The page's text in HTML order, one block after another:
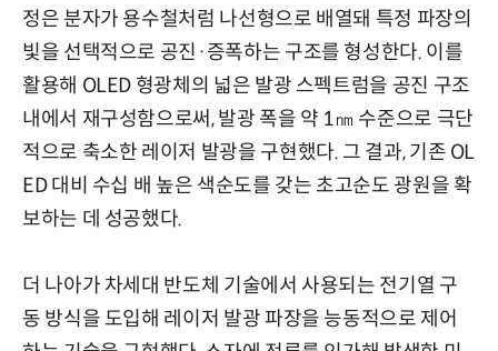
정은 분자가 용수철처럼 나선형으로 배열돼 특정 파장의
빛을 선택적으로 공진·증폭하는 구조를 형성한다. 이를
활용해 OLED 형광체의 넓은 발광 스펙트럼을 공진 구조
내에서 재구성함으로써, 발광 폭을 약 1㎚ 수준으로 극단
적으로 축소한 레이저 발광을 구현했다. 그 결과, 기존 OL
ED 대비 수십 배 높은 색순도를 갖는 초고순도 광원을 확
보하는 데 성공했다.
더 나아가 차세대 반도체 기술에서 사용되는 전기열 구
동 방식을 도입해 레이저 발광 파장을 능동적으로 제어